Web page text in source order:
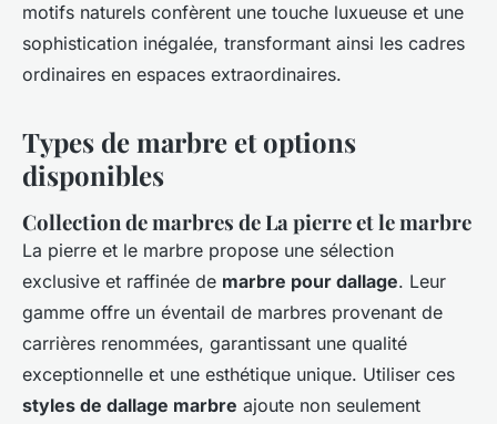
motifs naturels confèrent une touche luxueuse et une
sophistication inégalée, transformant ainsi les cadres
ordinaires en espaces extraordinaires.
Types de marbre et options
disponibles
Collection de marbres de La pierre et le marbre
La pierre et le marbre propose une sélection
exclusive et raffinée de marbre pour dallage. Leur
gamme offre un éventail de marbres provenant de
carrières renommées, garantissant une qualité
exceptionnelle et une esthétique unique. Utiliser ces
styles de dallage marbre ajoute non seulement